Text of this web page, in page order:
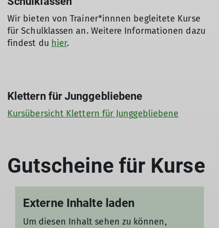
Wir bieten von Trainer*innnen begleitete Kurse
für Schulklassen an. Weitere Informationen dazu
findest du hier.
Klettern für Junggebliebene
Kursübersicht Klettern für Junggebliebene
Gutscheine für Kurse
Externe Inhalte laden
Um diesen Inhalt sehen zu können,